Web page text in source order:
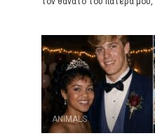
ANIMALS